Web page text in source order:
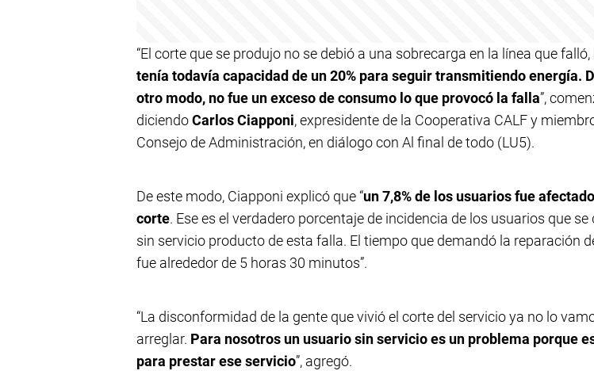
“El corte que se produjo no se debió a una sobrecarga en la línea que falló,
tenía todavía capacidad de un 20% para seguir transmitiendo energía.
otro modo, no fue un exceso de consumo lo que provocó la falla”,
diciendoCarlos Ciapponi, expresidente de la Cooperativa CALF y
Consejo de Administración, en diálogo con Al final de todo (LU5).
De este modo, Ciapponi explicó que “un 7,8% de los usuarios fue
corte. Ese es el verdadero porcentaje de incidencia de los usuarios que se
sin servicio producto de esta falla. El tiempo que demandó la reparación
fue alrededor de 5 horas 30 minutos”.
“La disconformidad de la gente que vivió el corte del servicio ya no lo
arreglar. Para nosotros un usuario sin servicio es un problema porque
para prestar ese servicio”, agregó.